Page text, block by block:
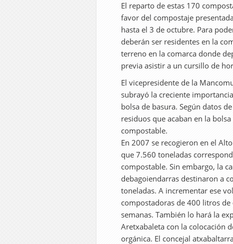
El reparto de estas 170
favor del compostaje
hasta el 3 de octubre. Para
deberán ser residentes en la
terreno en la comarca donde
previa asistir a un cursillo de
El vicepresidente de la
subrayó la creciente
bolsa de basura. Según datos
residuos que acaban en la
compostable.
En 2007 se recogieron en el
que 7.560 toneladas
compostable. Sin embargo, la
debagoiendarras destinaron a
toneladas. A incrementar ese
compostadoras de 400 litros
semanas. También lo hará la
Aretxabaleta con la colocación
orgánica. El concejal